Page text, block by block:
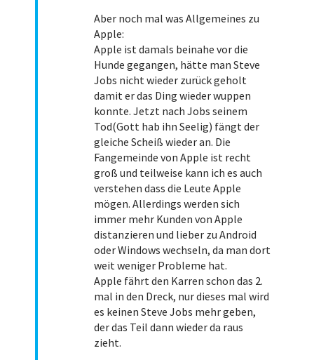
Aber noch mal was Allgemeines zu
Apple:
Apple ist damals beinahe vor die
Hunde gegangen, hätte man Steve
Jobs nicht wieder zurück geholt
damit er das Ding wieder wuppen
konnte. Jetzt nach Jobs seinem
Tod(Gott hab ihn Seelig) fängt der
gleiche Scheiß wieder an. Die
Fangemeinde von Apple ist recht
groß und teilweise kann ich es auch
verstehen dass die Leute Apple
mögen. Allerdings werden sich
immer mehr Kunden von Apple
distanzieren und lieber zu Android
oder Windows wechseln, da man dort
weit weniger Probleme hat.
Apple fährt den Karren schon das 2.
mal in den Dreck, nur dieses mal wird
es keinen Steve Jobs mehr geben,
der das Teil dann wieder da raus
zieht.